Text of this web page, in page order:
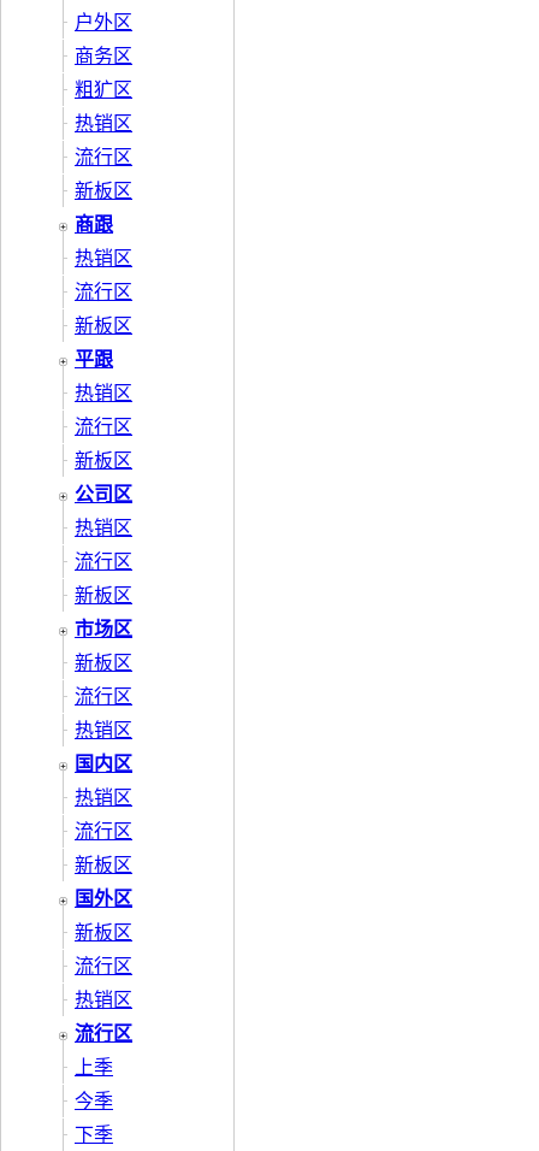
户外区
商务区
粗犷区
热销区
流行区
新板区
商跟
热销区
流行区
新板区
平跟
热销区
流行区
新板区
公司区
热销区
流行区
新板区
市场区
新板区
流行区
热销区
国内区
热销区
流行区
新板区
国外区
新板区
流行区
热销区
流行区
上季
今季
下季